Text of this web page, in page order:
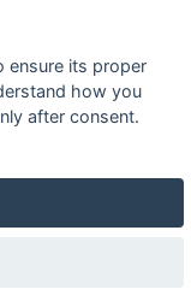
ensure its proper
how you
after consent.
страны